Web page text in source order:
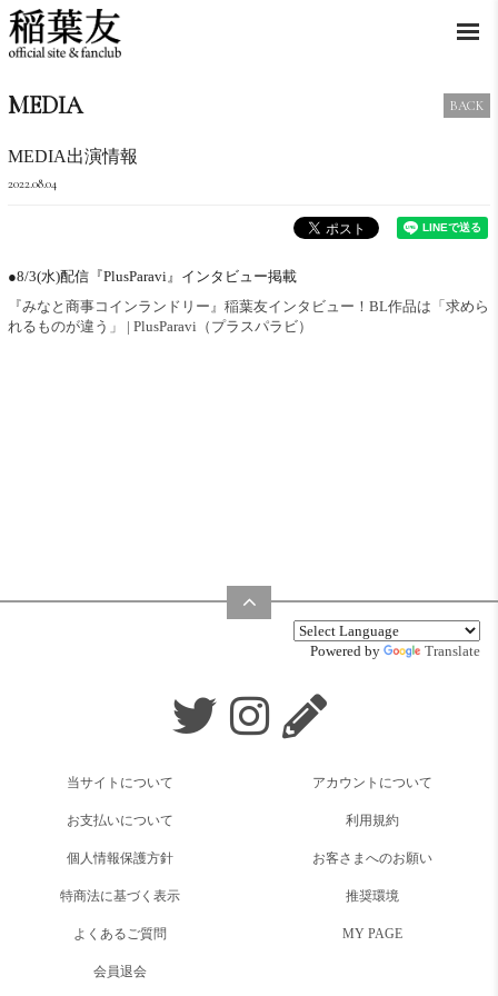
MEDIA BACK
MEDIA出演情報
2022.08.04
●8/3(水)配信『PlusParavi』インタビュー掲載
『みなと商事コインランドリー』稲葉友インタビュー！BL作品は「求めら
れるものが違う」 | PlusParavi（プラスパラビ）
Powered by Translate
当サイトについて アカウントについて
お支払いについて 利用規約
個人情報保護方針 お客さまへのお願い
特商法に基づく表示 推奨環境
よくあるご質問 MY PAGE
会員退会